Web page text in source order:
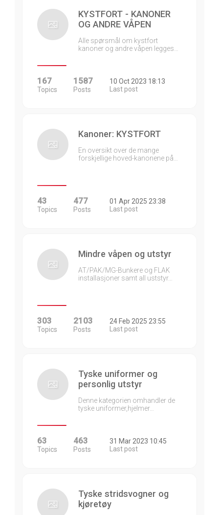
KYSTFORT - KANONER
OG ANDRE VÅPEN
Alle spørsmål om kystfort
kanoner og andre våpen legges…
167
Topics
1587
Posts
10 Oct 2023 18:13
Last post
Kanoner: KYSTFORT
En oversikt over de mange
forskjellige hoved-kanonene på…
43
Topics
477
Posts
01 Apr 2025 23:38
Last post
Mindre våpen og utstyr
AT/PAK/MG-Bunkere og FLAK
installasjoner samt all uststyr…
303
Topics
2103
Posts
24 Feb 2025 23:55
Last post
Tyske uniformer og
personlig utstyr
Denne kategorien omhandler de
tyske uniformer,hjelmer…
63
Topics
463
Posts
31 Mar 2023 10:45
Last post
Tyske stridsvogner og
kjøretøy